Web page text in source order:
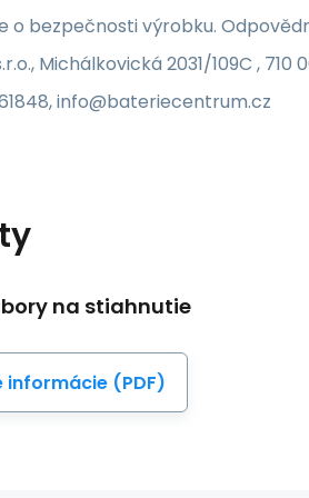
o bezpečnosti výrobku.
Michálkovická 2031/109C ,
info@bateriecentrum.cz
na stiahnutie
informácie (PDF)